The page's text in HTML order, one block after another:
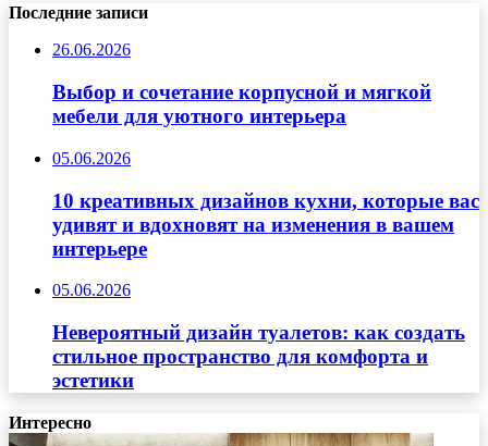
Последние записи
26.06.2026
Выбор и сочетание корпусной и мягкой
мебели для уютного интерьера
05.06.2026
10 креативных дизайнов кухни, которые вас
удивят и вдохновят на изменения в вашем
интерьере
05.06.2026
Невероятный дизайн туалетов: как создать
стильное пространство для комфорта и
эстетики
Интересно